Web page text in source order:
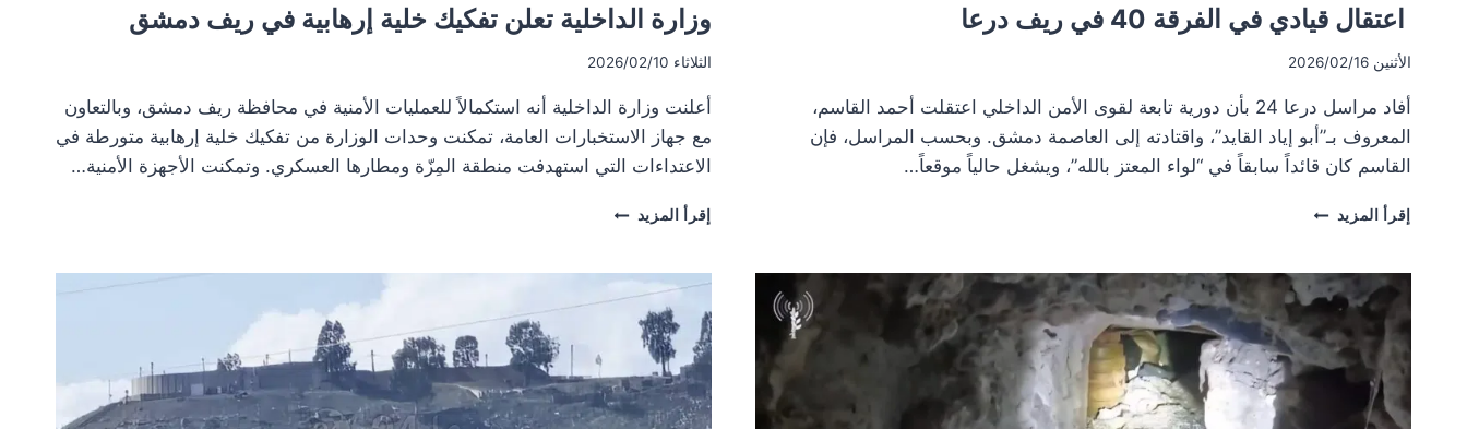
اعتقال قيادي في الفرقة 40 في ريف درعا
الأثنين 2026/02/16
أفاد مراسل درعا 24 بأن دورية تابعة لقوى الأمن الداخلي اعتقلت أحمد القاسم،
المعروف بـ”أبو إياد القايد”، واقتادته إلى العاصمة دمشق. وبحسب المراسل، فإن
القاسم كان قائداً سابقاً في “لواء المعتز بالله”، ويشغل حالياً موقعاً…
إقرأ المزيد اعتقال
الفرقة
40
ريف
درعا
وزارة الداخلية تعلن تفكيك خلية إرهابية في ريف دمشق
الثلاثاء 2026/02/10
أعلنت وزارة الداخلية أنه استكمالاً للعمليات الأمنية في محافظة ريف دمشق، وبالتعاون
مع جهاز الاستخبارات العامة، تمكنت وحدات الوزارة من تفكيك خلية إرهابية متورطة في
الاعتداءات التي استهدفت منطقة المِزّة ومطارها العسكري. وتمكنت الأجهزة الأمنية…
إقرأ المزيد وزارة
تفكيك
خلية
إرهابية
دمشق